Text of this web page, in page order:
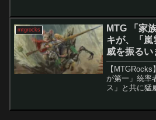
難しさから特
特に「破...
mtgrocks
MTG 「家
キが、「
威を振るい
ザ・ギャザ
【
が第一」統率
ス」と共に猛